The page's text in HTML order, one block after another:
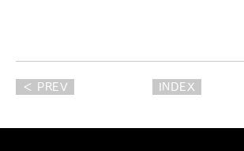
＜ PREV INDEX